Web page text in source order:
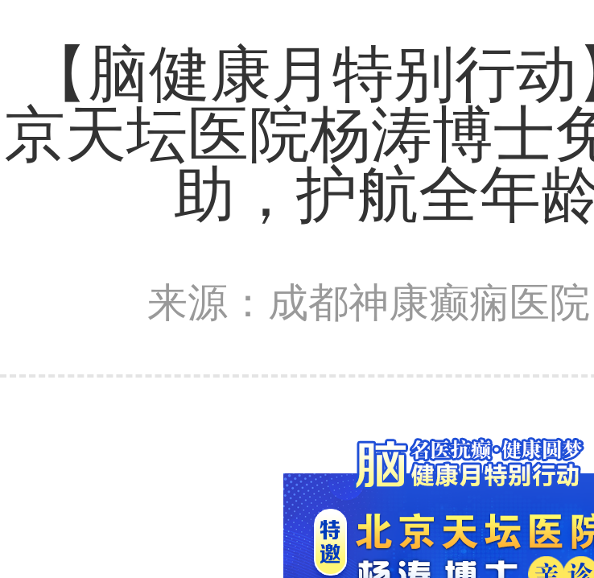
【脑健康月特别行
京天坛医院杨涛博士
助，护航全年
来源：成都神康癫痫医院